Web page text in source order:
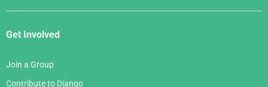
Get Involved
Join a Group
Contribute to Django